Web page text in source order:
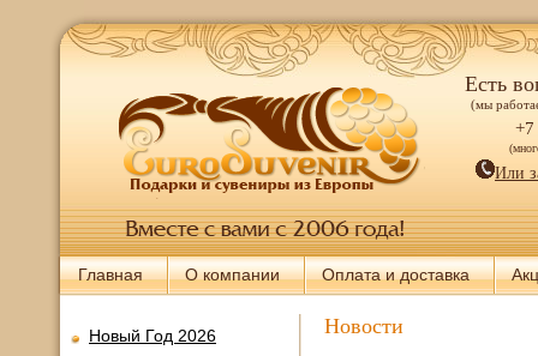
Есть
(мы
+7
Или
Главная О компании Оплата и доставка
Новый Год 2026
Новости